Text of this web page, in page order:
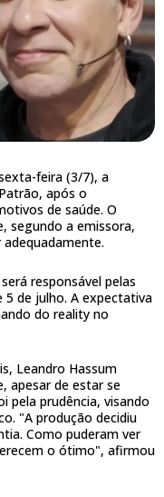
feira (3/7), a
após o
de saúde. O
segundo a emissora,
adequadamente.
responsável pelas
de julho. A expectativa
do reality no
Leandro Hassum
apesar de estar se
pela prudência, visando
"A produção decidiu
Como puderam ver
o ótimo", afirmou